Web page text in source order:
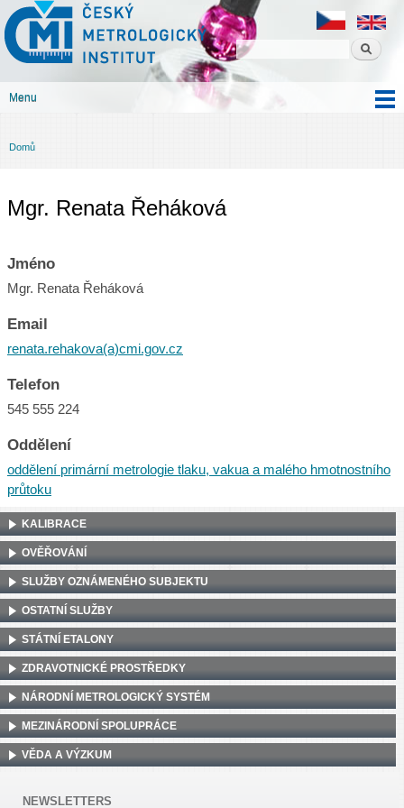
obsahu
Český
metrologický
institut
Menu
Jste zde
Domů
Mgr. Renata Řeháková
Jméno
Mgr. Renata Řeháková
Email
renata.rehakova(a)cmi.gov.cz
Telefon
545 555 224
Oddělení
oddělení primární metrologie tlaku, vakua a malého hmotnostního
průtoku
KALIBRACE
OVĚŘOVÁNÍ
SLUŽBY OZNÁMENÉHO SUBJEKTU
OSTATNÍ SLUŽBY
STÁTNÍ ETALONY
ZDRAVOTNICKÉ PROSTŘEDKY
NÁRODNÍ METROLOGICKÝ SYSTÉM
MEZINÁRODNÍ SPOLUPRÁCE
VĚDA A VÝZKUM
NEWSLETTERS